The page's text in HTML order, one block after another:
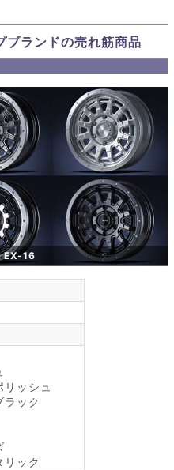
ブランドの売れ筋商品
EX-16
ッシュ
ラック
リック